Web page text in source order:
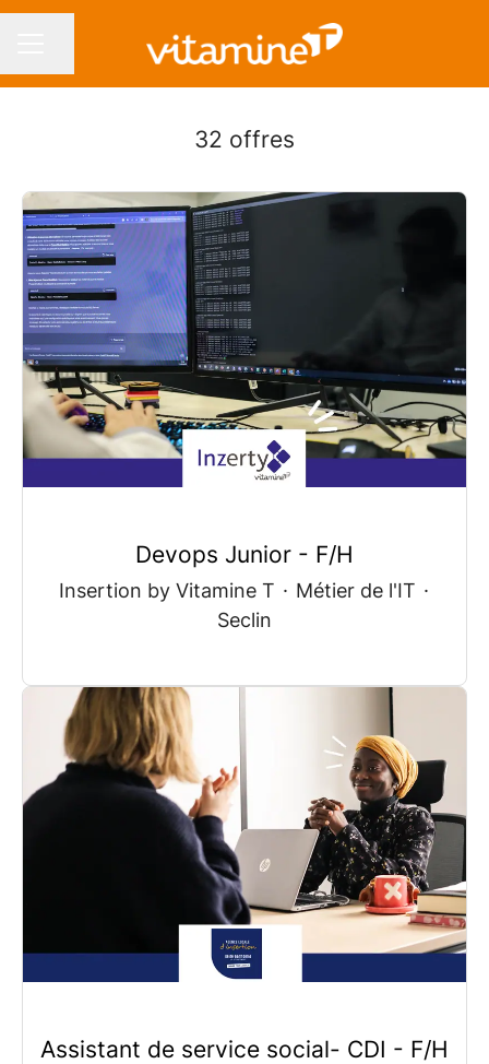
MENU CARRIÈRE
Partager la page
32 offres
Devops Junior - F/H
Insertion by Vitamine T · Métier de l'IT ·
Seclin
Assistant de service social- CDI - F/H